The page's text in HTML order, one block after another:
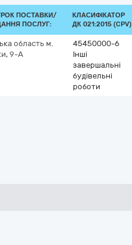
ПОСТАВКИ/
ПОСЛУГ:
КЛАСИФІКАТОР
ДК 021:2015 (CPV)
область м.
9-А
45450000-6
Інші
завершальні
будівельні
роботи